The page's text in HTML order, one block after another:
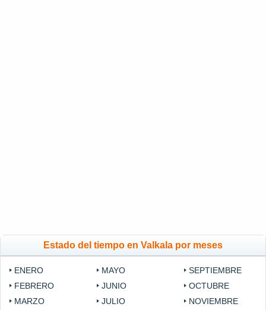
Estado del tiempo en Valkala por meses
ENERO
FEBRERO
MARZO
MAYO
JUNIO
JULIO
SEPTIEMBRE
OCTUBRE
NOVIEMBRE